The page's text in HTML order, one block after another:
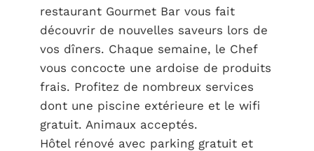
restaurant Gourmet Bar vous fait
découvrir de nouvelles saveurs lors de
vos dîners. Chaque semaine, le Chef
vous concocte une ardoise de produits
frais. Profitez de nombreux services
dont une piscine extérieure et le wifi
gratuit. Animaux acceptés.
Hôtel rénové avec parking gratuit et